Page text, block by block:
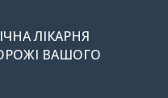
ЛІКАРНЯ
ВАШОГО